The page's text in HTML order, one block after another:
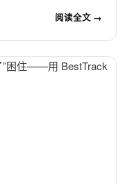
还在为
阅读全文 →